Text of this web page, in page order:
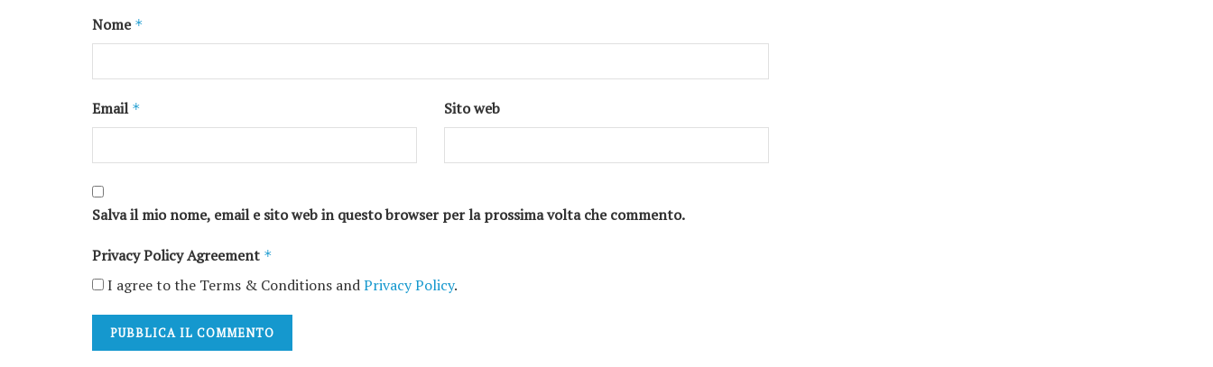
Nome *
Email * Sito web
Salva il mio nome, email e sito web in questo browser per la prossima volta che commento.
Privacy Policy Agreement *
I agree to the Terms & Conditions andPrivacy Policy.